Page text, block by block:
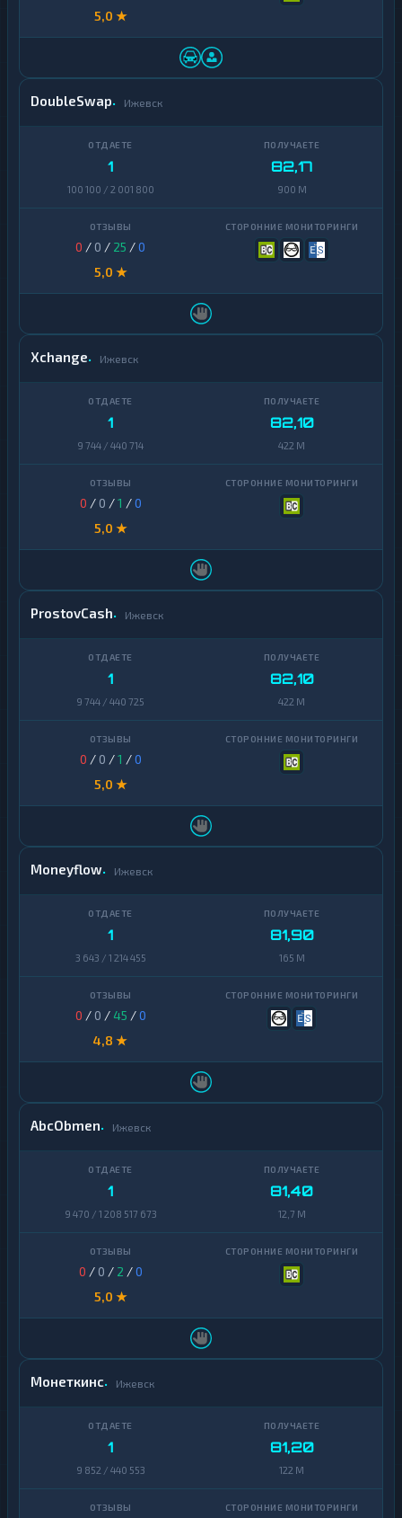
5,0 ★
DoubleSwap Ижевск
1
100 100 / 2 001 800
82,17
900 M
0 / 0 / 25 /0
5,0 ★
Xchange Ижевск
1
9 744 / 440 714
82,10
422 M
0 / 0 /1 /0
5,0 ★
ProstovCash Ижевск
1
9 744 / 440 725
82,10
422 M
0 / 0 /1 /0
5,0 ★
Moneyflow Ижевск
1
3 643 / 1 214 455
81,90
165 M
0 / 0 / 45 /0
4,8 ★
AbcObmen Ижевск
1
9 470 / 1 208 517 673
81,40
12,7 M
0 / 0 / 2 /0
5,0 ★
Монеткинс Ижевск
1
9 852 / 440 553
81,20
122 M